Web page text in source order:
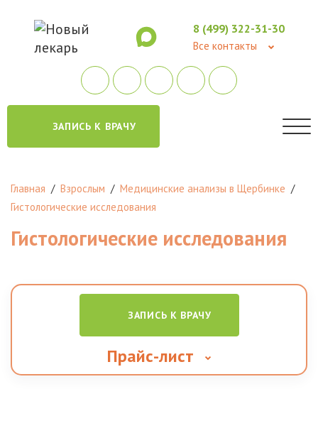
8 (499) 322-31-30
Все контакты
ЗАПИСЬ К ВРАЧУ
Главная / Взрослым / Медицинские анализы в Щербинке /
Гистологические исследования
Гистологические исследования
Прайс-лист
ЗАПИСЬ К ВРАЧУ